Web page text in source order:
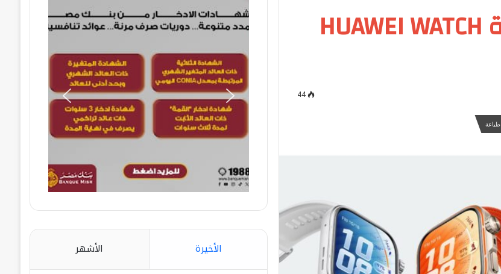
هواوي تفتح الحجز لسلسلة HUAWEI WATCH
44
طباعة
الأخيرة الأشهر